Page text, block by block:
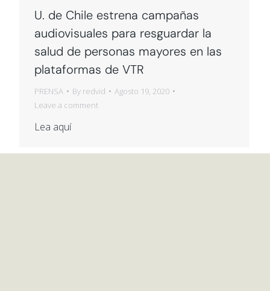
U. de Chile estrena campañas
audiovisuales para resguardar la
salud de personas mayores en las
plataformas de VTR
PRENSA By redvid
Agosto 19, 2020
Leave a comment
Lea aquí